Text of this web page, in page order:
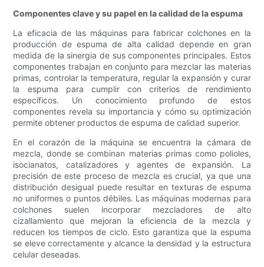
Componentes clave y su papel en la calidad de la espuma
La eficacia de las máquinas para fabricar colchones en la
producción de espuma de alta calidad depende en gran
medida de la sinergia de sus componentes principales. Estos
componentes trabajan en conjunto para mezclar las materias
primas, controlar la temperatura, regular la expansión y curar
la espuma para cumplir con criterios de rendimiento
específicos. Un conocimiento profundo de estos
componentes revela su importancia y cómo su optimización
permite obtener productos de espuma de calidad superior.
En el corazón de la máquina se encuentra la cámara de
mezcla, donde se combinan materias primas como polioles,
isocianatos, catalizadores y agentes de expansión. La
precisión de este proceso de mezcla es crucial, ya que una
distribución desigual puede resultar en texturas de espuma
no uniformes o puntos débiles. Las máquinas modernas para
colchones suelen incorporar mezcladores de alto
cizallamiento que mejoran la eficiencia de la mezcla y
reducen los tiempos de ciclo. Esto garantiza que la espuma
se eleve correctamente y alcance la densidad y la estructura
celular deseadas.